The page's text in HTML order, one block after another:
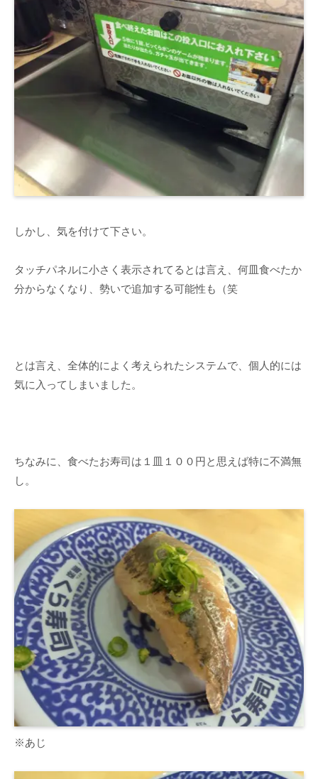
しかし、気を付けて下さい。
タッチパネルに小さく表示されてるとは言え、何皿食べたか
分からなくなり、勢いで追加する可能性も（笑
とは言え、全体的によく考えられたシステムで、個人的には
気に入ってしまいました。
ちなみに、食べたお寿司は１皿１００円と思えば特に不満無
し。
※あじ